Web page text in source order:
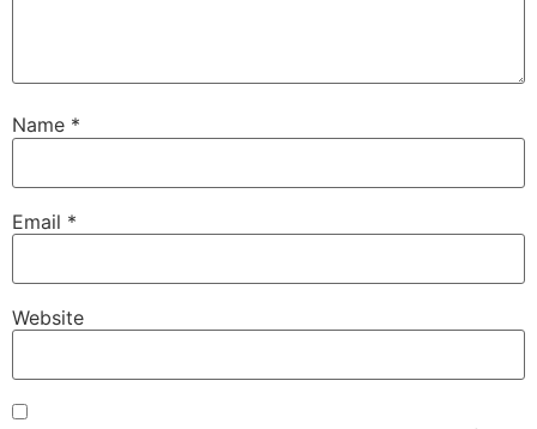
Name *
Email *
Website